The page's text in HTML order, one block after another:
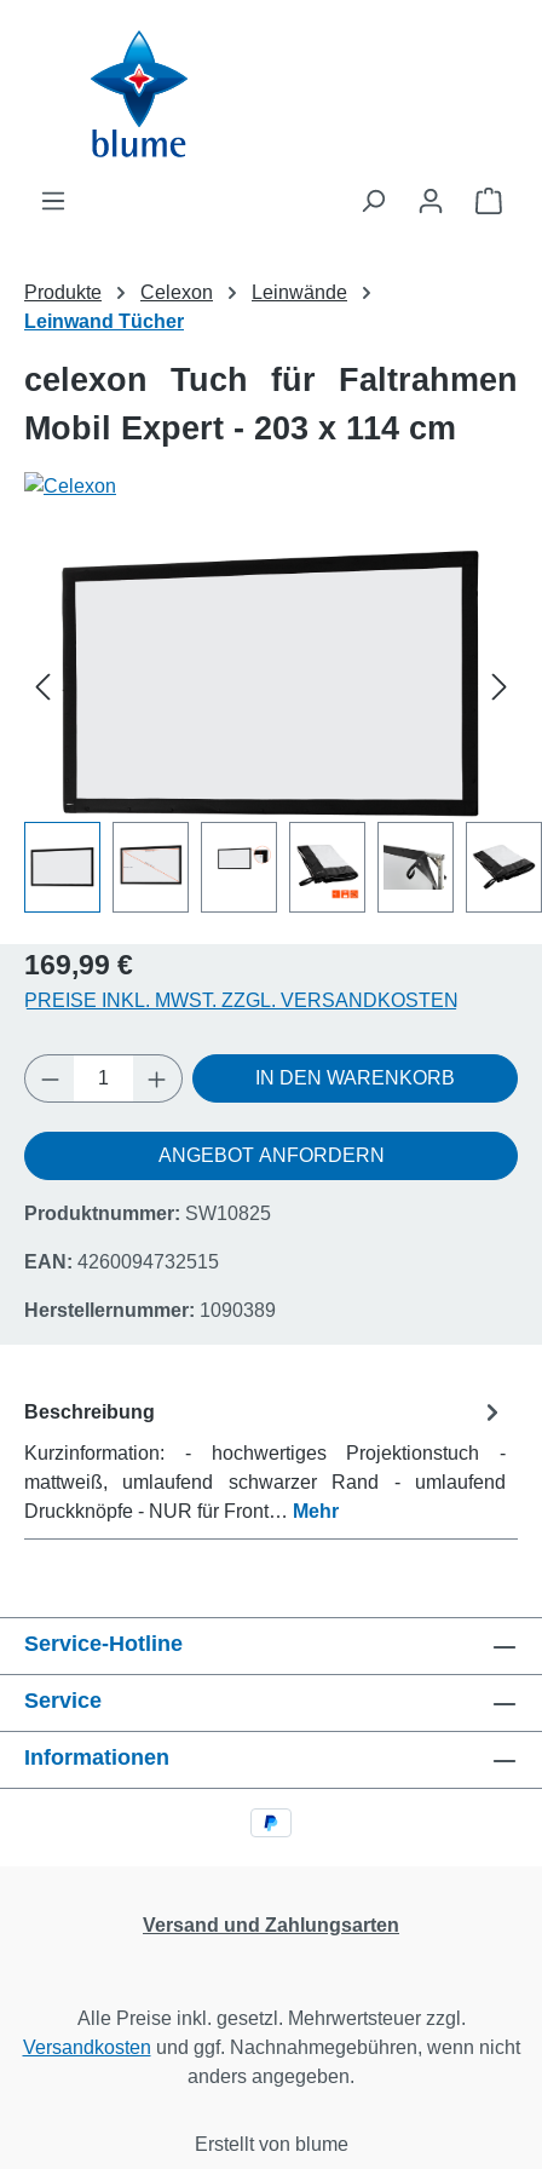
Zum Hauptinhalt springen
Produkte Celexon
Leinwände
Leinwand Tücher
celexon Tuch für Faltrahmen
Mobil Expert - 203 x 114 cm
Bildergalerie überspringen
Regulärer Preis:
169,99 €
PREISE INKL. MWST. ZZGL. VERSANDKOSTEN
Produkt Anzahl: Gib den gewünschten
IN DEN WARENKORB
ANGEBOT ANFORDERN
Produktnummer: SW10825
EAN: 4260094732515
Herstellernummer: 1090389
Beschreibung
Kurzinformation: - hochwertiges Projektionstuch -
mattweiß, umlaufend schwarzer Rand - umlaufend
Druckknöpfe - NUR für Front… Mehr
Service-Hotline
Service
Informationen
Versand und Zahlungsarten
Alle Preise inkl. gesetzl. Mehrwertsteuer zzgl.
Versandkosten und ggf. Nachnahmegebühren, wenn nicht
anders angegeben.
Erstellt von blume